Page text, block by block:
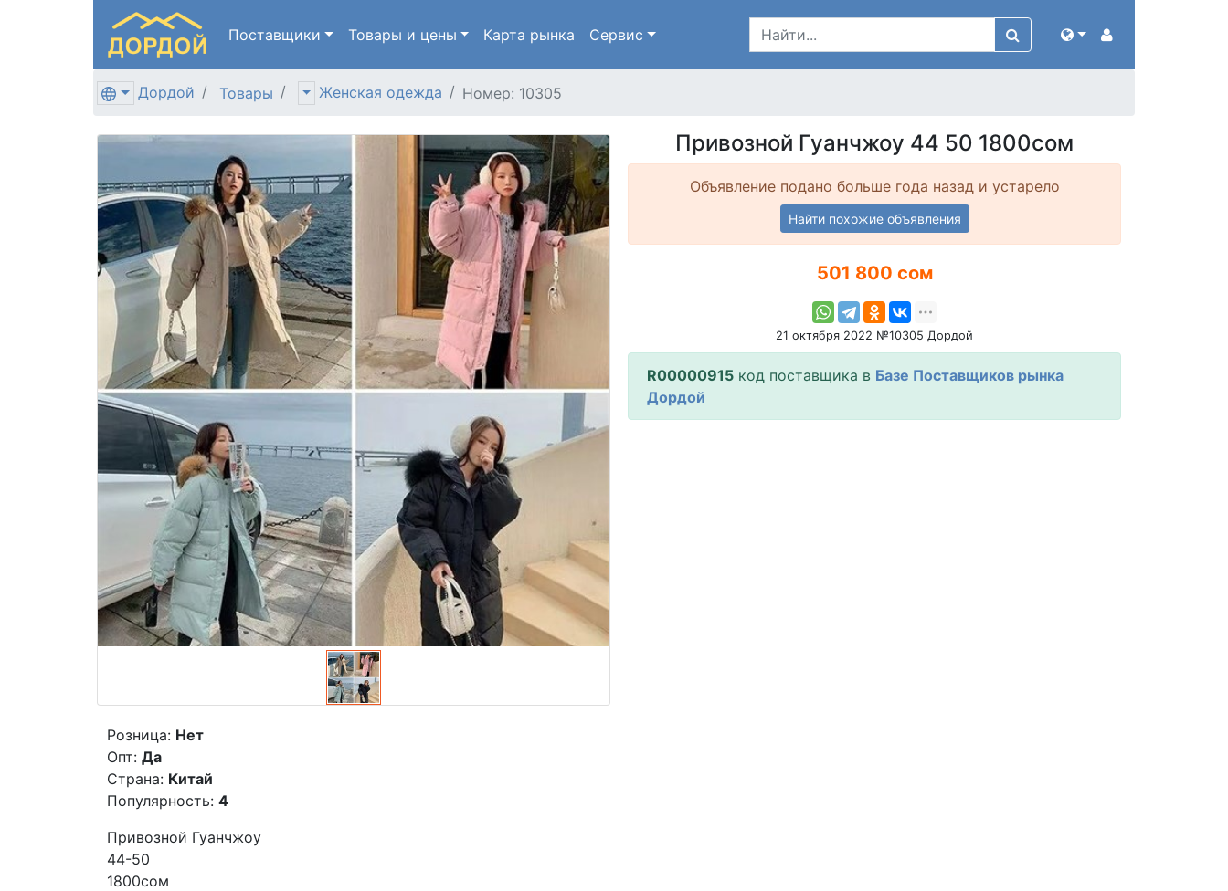
Поставщики Товары и цены Карта рынка Сервис
Дордой Товары Женская одежда Номер: 10305
Привозной Гуанчжоу 44 50 1800сом
Объявление подано больше года назад и устарело
Найти похожие объявления
501 800 сом
21 октября 2022 №10305 Дордой
R00000915 код поставщика в Базе Поставщиков рынка
Дордой
Розница: Нет
Опт: Да
Страна: Китай
Популярность: 4
Привозной Гуанчжоу
44-50
1800сом